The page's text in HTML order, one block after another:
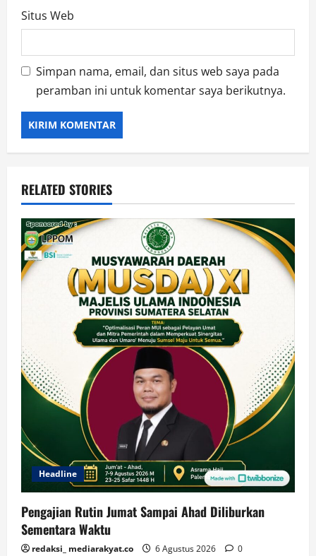
Situs Web
Simpan nama, email, dan situs web saya pada
peramban ini untuk komentar saya berikutnya.
RELATED STORIES
Headline
Pengajian Rutin Jumat Sampai Ahad Diliburkan
Sementara Waktu
redaksi_ mediarakyat.co 6 Agustus 2026 0